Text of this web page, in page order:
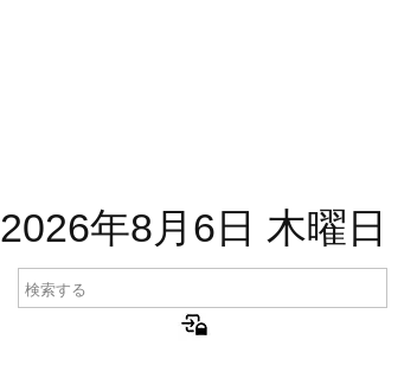
2026年8月6日 木曜日